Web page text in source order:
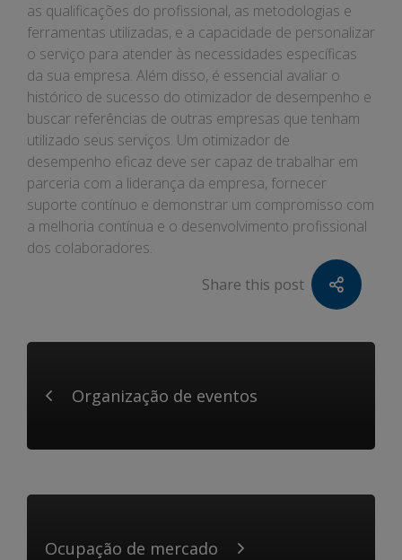
as qualificações do profissional, as metodologias e
ferramentas utilizadas, e a capacidade de personalizar
o serviço para atender às necessidades específicas
da sua empresa. Além disso, é essencial avaliar o
histórico de sucesso do otimizador de desempenho e
buscar referências de outras empresas que tenham
utilizado seus serviços. Um otimizador de
desempenho eficaz deve ser capaz de trabalhar em
parceria com a liderança da empresa, fornecer
suporte contínuo e demonstrar um compromisso com
a melhoria contínua e o desenvolvimento profissional
dos colaboradores.
Share this post
Organização de eventos
Ocupação de mercado